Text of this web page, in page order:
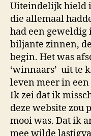
Uiteindelijk hield
die allemaal
had een geweldig
biljante zinnen,
begin. Het was
‘winnaars’ uit te
leven meer in
Ik zei dat ik
deze website zou
mooi was. Dat ik